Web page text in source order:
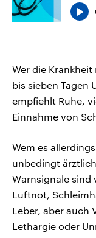
Wer die
bis sieben Tagen
empfiehlt Ruhe,
Einnahme von
Wem es
unbedingt
Warnsignale sind
Luftnot,
Leber, aber auch
Lethargie oder